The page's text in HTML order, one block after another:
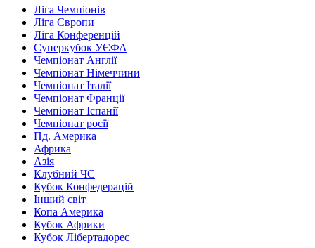
Ліга Чемпіонів
Ліга Європи
Ліга Конференцій
Суперкубок УЄФА
Чемпіонат Англії
Чемпіонат Німеччини
Чемпіонат Італії
Чемпіонат Франції
Чемпіонат Іспанії
Чемпіонат росії
Пд. Америка
Африка
Азія
Клубний ЧС
Кубок Конфедерацій
Інший світ
Копа Америка
Кубок Африки
Кубок Лібертадорес